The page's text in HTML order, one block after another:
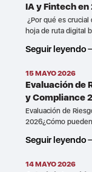
IA y Fintech en
¿Por qué es
hoja de ruta digital
Seguir leyendo
15 MAYO 2026
Evaluación de
y Compliance
Evaluación de
2026¿Cómo
Seguir leyendo
14 MAYO 2026